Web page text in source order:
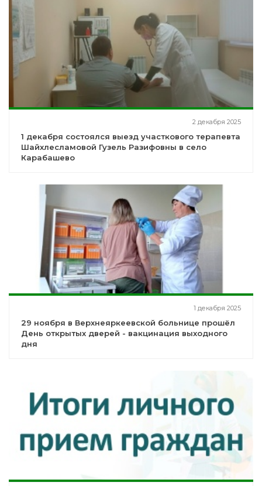
2 декабря 2025
1 декабря состоялся выезд участкового терапевта
Шайхлесламовой Гузель Разифовны в село
Карабашево
1 декабря 2025
29 ноября в Верхнеяркеевской больнице прошёл
День открытых дверей - вакцинация выходного
дня